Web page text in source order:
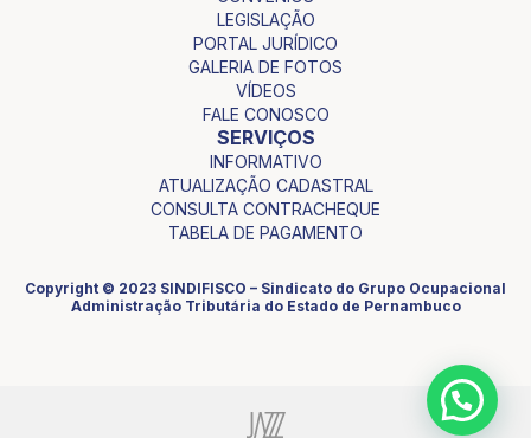
LEGISLAÇÃO
PORTAL JURÍDICO
GALERIA DE FOTOS
VÍDEOS
FALE CONOSCO
SERVIÇOS
INFORMATIVO
ATUALIZAÇÃO CADASTRAL
CONSULTA CONTRACHEQUE
TABELA DE PAGAMENTO
Copyright © 2023 SINDIFISCO – Sindicato do Grupo Ocupacional
Administração Tributária do Estado de Pernambuco